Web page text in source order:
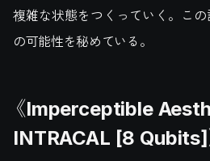
複雑な状態をつくっていく。こ
の可能性を秘めている。
《Imperceptible
INTRACAL [8 Qubits]